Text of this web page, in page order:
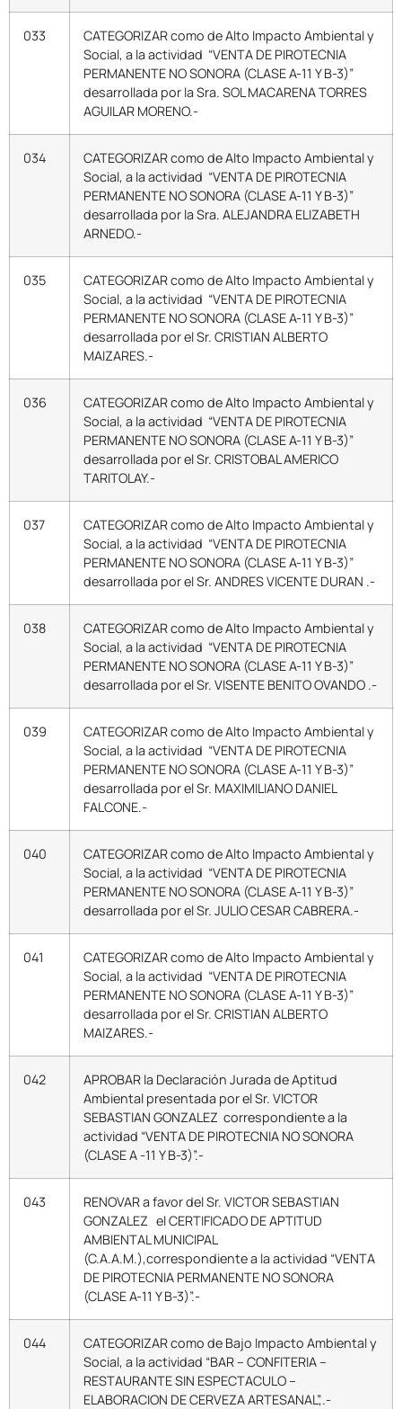
033
CATEGORIZAR como de Alto Impacto Ambiental y
Social, a la actividad “VENTA DE PIROTECNIA
PERMANENTE NO SONORA (CLASE A-11 Y B-3)”
desarrollada por la Sra. SOL MACARENA TORRES
AGUILAR MORENO.-
034
CATEGORIZAR como de Alto Impacto Ambiental y
Social, a la actividad “VENTA DE PIROTECNIA
PERMANENTE NO SONORA (CLASE A-11 Y B-3)”
desarrollada por la Sra. ALEJANDRA ELIZABETH
ARNEDO.-
035
CATEGORIZAR como de Alto Impacto Ambiental y
Social, a la actividad “VENTA DE PIROTECNIA
PERMANENTE NO SONORA (CLASE A-11 Y B-3)”
desarrollada por el Sr. CRISTIAN ALBERTO
MAIZARES.-
036
CATEGORIZAR como de Alto Impacto Ambiental y
Social, a la actividad “VENTA DE PIROTECNIA
PERMANENTE NO SONORA (CLASE A-11 Y B-3)”
desarrollada por el Sr. CRISTOBAL AMERICO
TARITOLAY.-
037
CATEGORIZAR como de Alto Impacto Ambiental y
Social, a la actividad “VENTA DE PIROTECNIA
PERMANENTE NO SONORA (CLASE A-11 Y B-3)”
desarrollada por el Sr. ANDRES VICENTE DURAN .-
038
CATEGORIZAR como de Alto Impacto Ambiental y
Social, a la actividad “VENTA DE PIROTECNIA
PERMANENTE NO SONORA (CLASE A-11 Y B-3)”
desarrollada por el Sr. VISENTE BENITO OVANDO .-
039
CATEGORIZAR como de Alto Impacto Ambiental y
Social, a la actividad “VENTA DE PIROTECNIA
PERMANENTE NO SONORA (CLASE A-11 Y B-3)”
desarrollada por el Sr. MAXIMILIANO DANIEL
FALCONE.-
040
CATEGORIZAR como de Alto Impacto Ambiental y
Social, a la actividad “VENTA DE PIROTECNIA
PERMANENTE NO SONORA (CLASE A-11 Y B-3)”
desarrollada por el Sr. JULIO CESAR CABRERA.-
041
CATEGORIZAR como de Alto Impacto Ambiental y
Social, a la actividad “VENTA DE PIROTECNIA
PERMANENTE NO SONORA (CLASE A-11 Y B-3)”
desarrollada por el Sr. CRISTIAN ALBERTO
MAIZARES.-
042
APROBAR la Declaración Jurada de Aptitud
Ambiental presentada por el Sr. VICTOR
SEBASTIAN GONZALEZ correspondiente a la
actividad “VENTA DE PIROTECNIA NO SONORA
(CLASE A -11 Y B-3)”.-
043
RENOVAR a favor del Sr. VICTOR SEBASTIAN
GONZALEZ el CERTIFICADO DE APTITUD
AMBIENTAL MUNICIPAL
(C.A.A.M.),correspondiente a la actividad “VENTA
DE PIROTECNIA PERMANENTE NO SONORA
(CLASE A-11 Y B-3)”.-
044
CATEGORIZAR como de Bajo Impacto Ambiental y
Social, a la actividad “BAR – CONFITERIA –
RESTAURANTE SIN ESPECTACULO –
ELABORACION DE CERVEZA ARTESANAL”,.-